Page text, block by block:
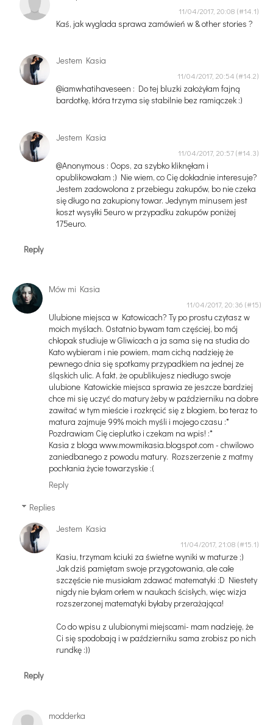
11/04/2017, 20:08
Kaś, jak wyglada sprawa zamówień w & other stories ?
Jestem Kasia
11/04/2017, 20:54
@iamwhatihaveseen : Do tej bluzki założyłam fajną
bardotkę, która trzyma się stabilnie bez ramiączek :)
Jestem Kasia
11/04/2017, 20:57
@Anonymous : Oops, za szybko kliknęłam i
opublikowałam ;) Nie wiem, co Cię dokładnie interesuje?
Jestem zadowolona z przebiegu zakupów, bo nie czeka
się długo na zakupiony towar. Jedynym minusem jest
koszt wysyłki 5euro w przypadku zakupów poniżej
175euro.
Reply
Mów mi Kasia
11/04/2017, 20:36
Ulubione miejsca w Katowicach? Ty po prostu czytasz w
moich myślach. Ostatnio bywam tam częściej, bo mój
chłopak studiuje w Gliwicach a ja sama się na studia do
Kato wybieram i nie powiem, mam cichą nadzieję że
pewnego dnia się spotkamy przypadkiem na jednej ze
śląskich ulic. A fakt, że opublikujesz niedługo swoje
ulubione Katowickie miejsca sprawia ze jeszcze bardziej
chce mi się uczyć do matury żeby w październiku na dobre
zawitać w tym mieście i rozkręcić się z blogiem, bo teraz to
matura zajmuje 99% moich myśli i mojego czasu :*
Pozdrawiam Cię cieplutko i czekam na wpis! :*
Kasia z bloga www.mowmikasia.blogspot.com - chwilowo
zaniedbanego z powodu matury. Rozszerzenie z matmy
pochłania życie towarzyskie :(
Reply
Replies
Jestem Kasia
11/04/2017, 21:08
Kasiu, trzymam kciuki za świetne wyniki w maturze ;)
Jak dziś pamiętam swoje przygotowania, ale całe
szczęście nie musiałam zdawać matematyki :D Niestety
nigdy nie byłam orłem w naukach ścisłych, więc wizja
rozszerzonej matematyki byłaby przerażająca!
Co do wpisu z ulubionymi miejscami- mam nadzieję, że
Ci się spodobają i w październiku sama zrobisz po nich
rundkę :))
Reply
modderka